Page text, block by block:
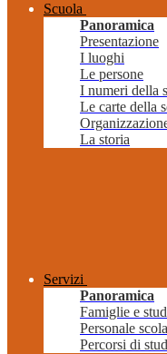
Scuola
Panoramica
Presentazione
I luoghi
Le persone
I numeri della
Le carte della
La storia
Servizi
Panoramica
Famiglie e
Personale
Percorsi di